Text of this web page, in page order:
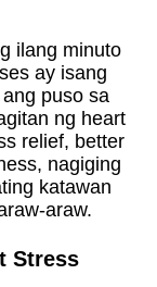
ilang minuto
ay isang
puso sa
ng heart
relief, better
nagiging
katawan
araw.
Stress